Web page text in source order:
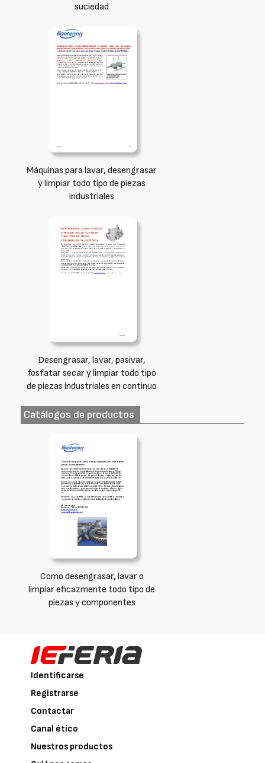
suciedad
Máquinas para lavar, desengrasar
y limpiar todo tipo de piezas
industriales
Desengrasar, lavar, pasivar,
fosfatar secar y limpiar todo tipo
de piezas industriales en continuo
Catálogos de productos
Como desengrasar, lavar o
limpiar eficazmente todo tipo de
piezas y componentes
Identificarse
Registrarse
Contactar
Canal ético
Nuestros productos